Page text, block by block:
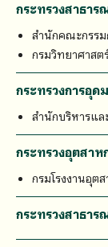
กระทรวงสาธา
สำนักคณะกรรม
กรมวิทยาศาส
กระทรวงการอุ
สำนักบริหารแล
กระทรวงอุตสา
กรมโรงงานอุต
กระทรวงสาธา